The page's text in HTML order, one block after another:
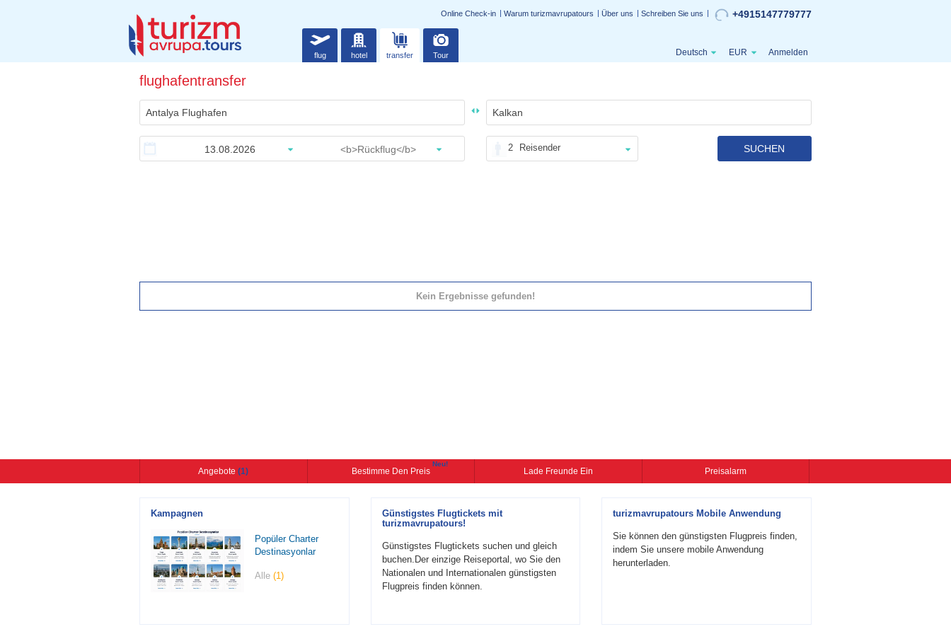
Online Check-in Warum turizmavrupatours Über uns Schreiben Sie uns +4915147779777
flug hotel transfer Tour Deutsch EUR Anmelden
flughafentransfer
2 Reisender SUCHEN
Kein Ergebnisse gefunden!
Angebote(1) Bestimme Den Preis
Neu!
Lade Freunde Ein Preisalarm
Kampagnen
Popüler Charter
Destinasyonlar
Alle(1)
Günstigstes Flugtickets mit
turizmavrupatours!
Günstigstes Flugtickets suchen und gleich
buchen.Der einzige Reiseportal, wo Sie den
Nationalen und Internationalen günstigsten
Flugpreis finden können.
turizmavrupatours Mobile Anwendung
Sie können den günstigsten Flugpreis finden,
indem Sie unsere mobile Anwendung
herunterladen.